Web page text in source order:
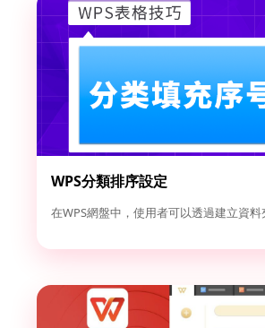
WPS分類排序設定